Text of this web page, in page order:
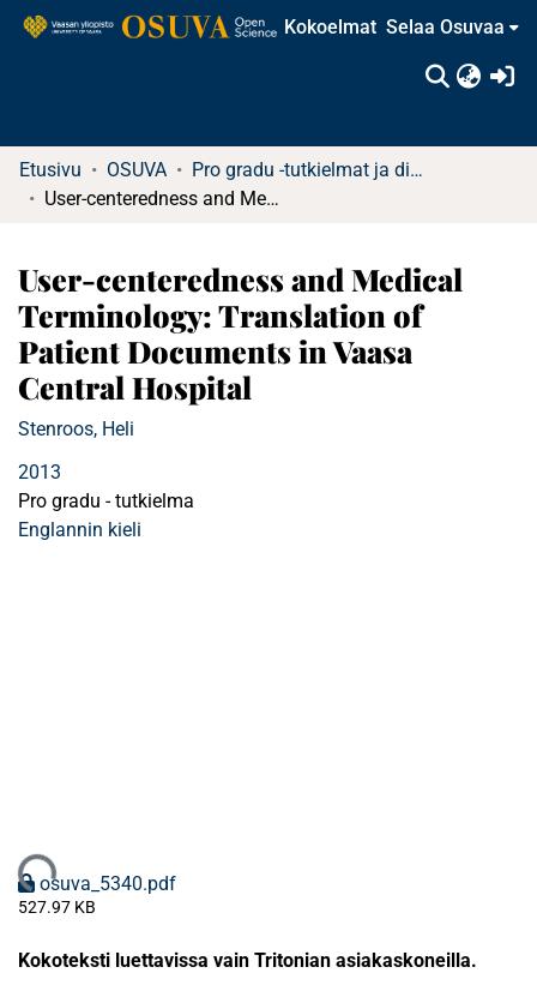
Kokoelmat Selaa Osuvaa
Etusivu OSUVA
Pro gradu -tutkielmat ja diplomityöt (rajattu saatavuus)
User-centeredness and Medical Terminology: Translation of Patient Documents in Vaasa Central Hospital
User-centeredness and Medical
Terminology: Translation of
Patient Documents in Vaasa
Central Hospital
Stenroos, Heli
2013
Pro gradu - tutkielma
Englannin kieli
osuva_5340.pdf
527.97 KB
Kokoteksti luettavissa vain Tritonian asiakaskoneilla.